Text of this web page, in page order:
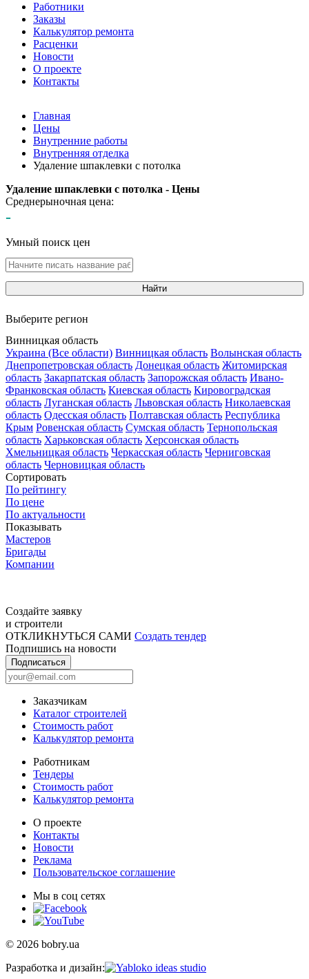
Работники
Заказы
Калькулятор ремонта
Расценки
Новости
О проекте
Контакты
Главная
Цены
Внутренние работы
Внутренняя отделка
Удаление шпаклевки с потолка
Удаление шпаклевки с потолка - Цены
Среднерыночная цена:
-
Умный поиск цен
Найти
Выберите регион
Винницкая область
Украина (Все области) Винницкая область Волынская область
Днепропетровская область Донецкая область Житомирская
область Закарпатская область Запорожская область Ивано-
Франковская область Киевская область Кировоградская
область Луганская область Львовская область Николаевская
область Одесская область Полтавская область Республика
Крым Ровенская область Сумская область Тернопольская
область Харьковская область Херсонская область
Хмельницкая область Черкасская область Черниговская
область Черновицкая область
Сортировать
По рейтингу
По цене
По актуальности
Показывать
Мастеров
Бригады
Компании
Создайте заявку
и строители
ОТКЛИКНУТЬСЯ САМИ Создать тендер
Подпишись на новости
Подписаться
Заказчикам
Каталог строителей
Стоимость работ
Калькулятор ремонта
Работникам
Тендеры
Стоимость работ
Калькулятор ремонта
О проекте
Контакты
Новости
Реклама
Пользовательское соглашение
Мы в соц сетях
© 2026 bobry.ua
Разработка и дизайн: